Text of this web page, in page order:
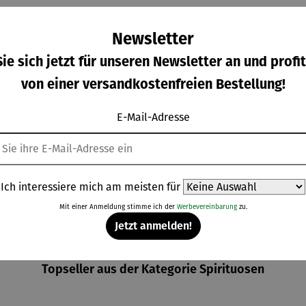
Preis:
€
Collins
Regulärer Preis:
24,90 €
Eiskühler
FROID
her mit
em
Kapselsch
neider |
VINOSO
Topseller aus der Kategorie Spirituosen
Newsletter
sich jetzt für unseren Newsletter an und
von einer versandkostenfreien Bestellung!
E-Mail-Adresse
Ich interessiere mich am meisten für
Mit einer Anmeldung stimme ich der Werbevereinbarungzu.
Jetzt anmelden!